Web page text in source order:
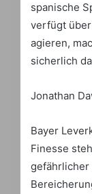
spanische
verfügt
agieren,
sicherlich
Jonathan
Bayer
Finesse
gefährlicher